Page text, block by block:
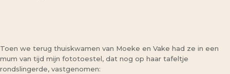
Toen we terug thuiskwamen van Moeke en Vake had ze in een
mum van tijd mijn fototoestel, dat nog op haar tafeltje
rondslingerde, vastgenomen: